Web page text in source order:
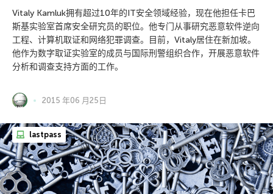
Vitaly Kamluk拥有超过10年的IT安全领域经验，现在他担任卡巴
斯基实验室首席安全研究员的职位。他专门从事研究恶意软件逆向
工程、计算机取证和网络犯罪调查。目前，Vitaly居住在新加坡。
他作为数字取证实验室的成员与国际刑警组织合作，开展恶意软件
分析和调查支持方面的工作。
2015 年06 月25日
lastpass